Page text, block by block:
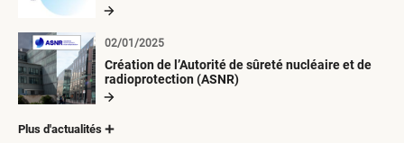
Création de l’Autorité de sûreté nucléaire et de
radioprotection (ASNR)
02/01/2025
Plus d'actualités